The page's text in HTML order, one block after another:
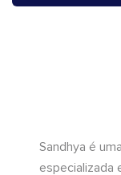
Sandhya é
especializada